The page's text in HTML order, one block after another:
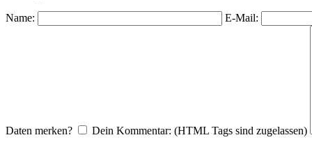
Name: E-Mail:
Daten merken? Dein Kommentar: (HTML Tags sind zugelassen)